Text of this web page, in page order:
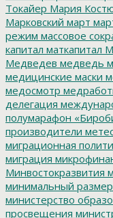
Токайер Мария
Марковский март
режим массовое
капитал маткапитал
Медведев медведь
медицинские маски
медосмотр
делегация
полумарафон
производители
миграционная
миграция
Минвостокразвития
минимальный
министерство
просвещения